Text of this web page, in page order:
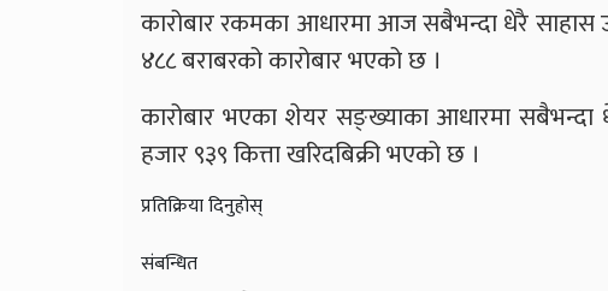
कारोबार रकमका आधारमा आज सबैभन्दा धेरै साहास
४८८ बराबरको कारोबार भएको छ ।
कारोबार भएका शेयर सङ्ख्याका आधारमा सबैभन्दा
हजार ९३९ कित्ता खरिदबिक्री भएको छ ।
प्रतिक्रिया दिनुहोस्
संबन्धित